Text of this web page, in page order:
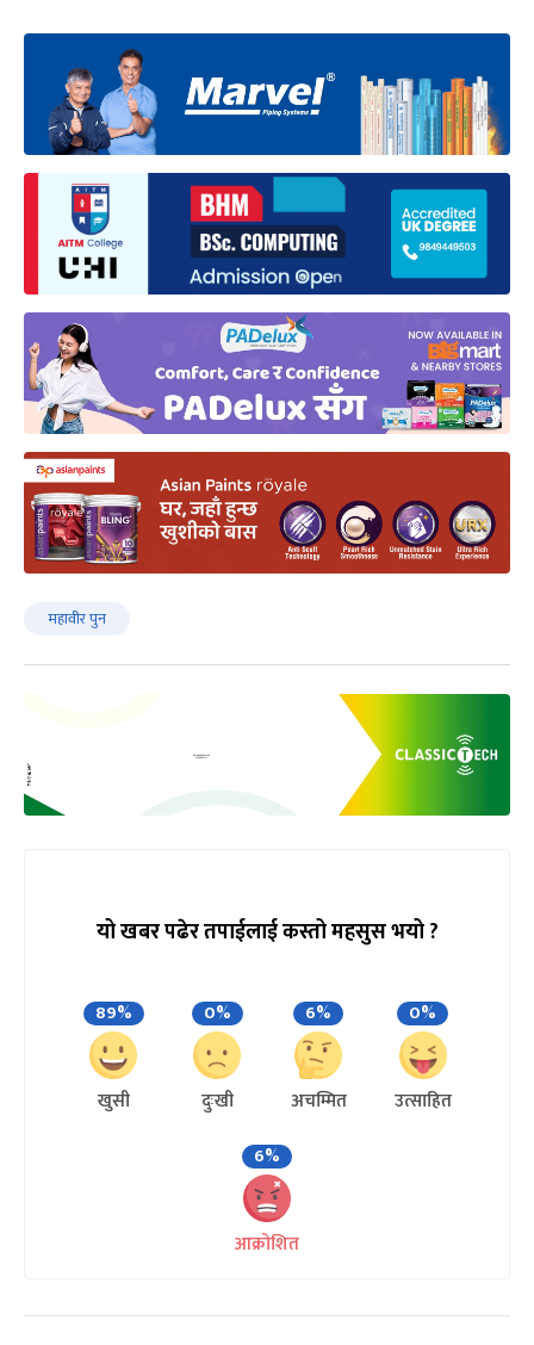
महावीर पुन
यो खबर पढेर तपाईलाई कस्तो महसुस भयो ?
89%
खुसी
0%
दुःखी
6%
अचम्मित
0%
उत्साहित
6%
आक्रोशित